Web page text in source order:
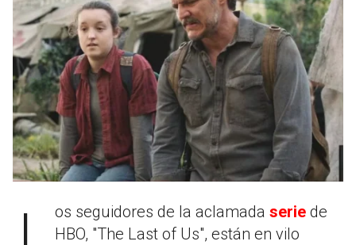
Los seguidores de la aclamada serie de
HBO, "The Last of Us", están en vilo